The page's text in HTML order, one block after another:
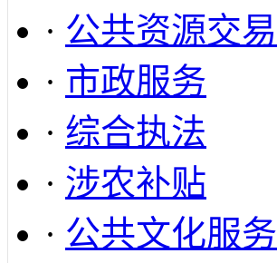
· 公共资源交易
· 市政服务
· 综合执法
· 涉农补贴
· 公共文化服务